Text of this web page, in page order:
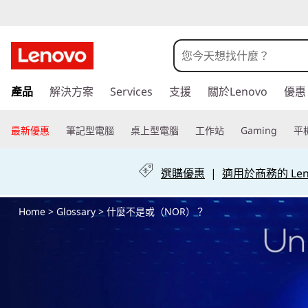
麼
不
或
N
至
要
產品 解決方案 Services 支援 關於Lenovo 優惠
最新優惠 筆記型電腦 桌上型電腦 工作站 Gaming 平
選購優惠 | 適用於商務的
Home> Glossary> 什麼不是或（NOR）？